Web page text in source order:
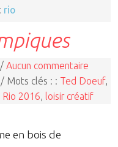
rio
Aucun commentaire
/ Mots clés : : Ted Doeuf,
Rio 2016 loisir créatif
en bois de